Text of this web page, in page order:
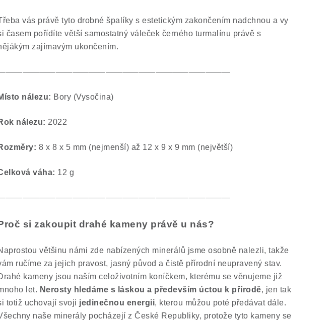
vás právě tyto drobné špalíky s estetickým zakončením nadchnou a vy
časem pořídíte větší samostatný váleček černého turmalínu právě s
zajímavým ukončením.
nálezu: Bory (Vysočina)
nálezu: 2022
8 x 8 x 5 mm (nejmenší) až 12 x 9 x 9 mm (největší)
váha: 12 g
si zakoupit drahé kameny právě u nás?
většinu námi zde nabízených minerálů jsme osobně nalezli, takže
ručíme za jejich pravost, jasný původ a čistě přírodní neupravený stav.
kameny jsou naším celoživotním koníčkem, kterému se věnujeme již
let. Nerosty hledáme s láskou a především úctou k přírodě, jen tak
totiž uchovají svoji jedinečnou energii, kterou můžou poté předávat dále.
naše minerály pocházejí z České Republiky, protože tyto kameny se